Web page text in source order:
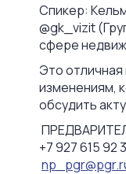
Спикер:
@gk_vizit
сфере
Это отличная
изменениям,
обсудить
+7 927 615 92